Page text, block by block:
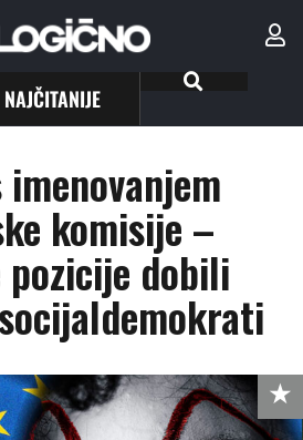
NAJČITANIJE
imenovanjem
komisije –
dobili